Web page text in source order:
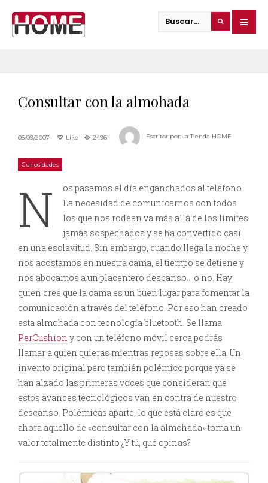
Consultar con la almohada
05/09/2007 Like 2496 Escritor por:La Tienda HOME
Curiosidades
N
os pasamos el día enganchados al teléfono.
La necesidad de comunicarnos con todos
los que nos rodean va más allá de los límites
jamás sospechados y se ha convertido casi
en una esclavitud. Sin embargo, cuando llega la noche y
nos acostamos en nuestra cama, el tiempo se detiene y
nos abocamos a un placentero descanso… o no. Hay
quien cree que la cama es un buen lugar para fomentar la
comunicación a través del teléfono. Por eso han creado
esta almohada con tecnología bluetooth. Se llama
PerCushion y con un teléfono móvil cerca podrás
llamar a quien quieras mientras reposas sobre ella. Un
invento original pero también polémico porque ya se
han alzado las primeras voces que consideran que
estos avances tecnológicos van en contra de nuestro
descanso. Polémicas aparte, lo que está claro es que
ahora aquello de «consultar con la almohada» toma un
valor totalmente distinto ¿Y tú, qué opinas?